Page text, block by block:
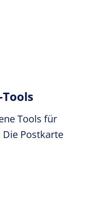
Tools für
Die Postkarte